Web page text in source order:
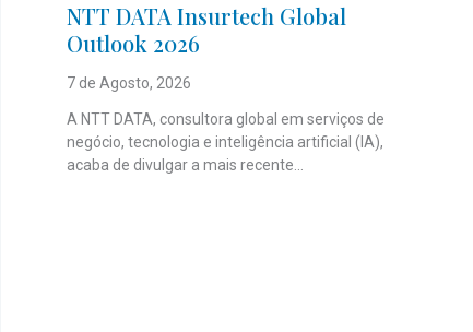
NTT DATA Insurtech Global
Outlook 2026
7 de Agosto, 2026
A NTT DATA, consultora global em serviços de
negócio, tecnologia e inteligência artificial (IA),
acaba de divulgar a mais recente...